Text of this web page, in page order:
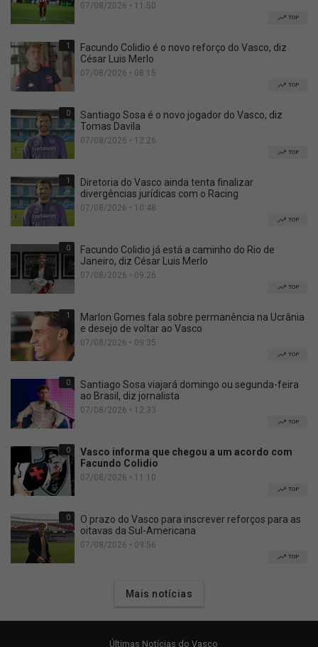
07/08/2026 • 11:50
TOP
1
Facundo Colidio é o novo reforço do Vasco, diz
César Luis Merlo
07/08/2026 • 08:15
TOP
0
Santiago Sosa é o novo jogador do Vasco, diz
Tomas Davila
07/08/2026 • 12:26
TOP
1
Diretoria do Vasco ainda tenta finalizar
divergências jurídicas com o Racing
07/08/2026 • 10:48
TOP
0
Facundo Colidio já está a caminho do Rio de
Janeiro, diz César Luis Merlo
07/08/2026 • 09:26
TOP
1
Marlon Gomes fala sobre permanência na Ucrânia
e desejo de voltar ao Vasco
07/08/2026 • 09:35
TOP
0
Santiago Sosa viajará domingo ou segunda-feira
ao Brasil, diz jornalista
07/08/2026 • 12:33
TOP
0
Vasco informa que chegou a um acordo com
Facundo Colidio
07/08/2026 • 11:10
TOP
0
O prazo do Vasco para inscrever reforços para as
oitavas da Sul-Americana
07/08/2026 • 09:56
TOP
Mais notícias
Últimas Notícias do Vasco